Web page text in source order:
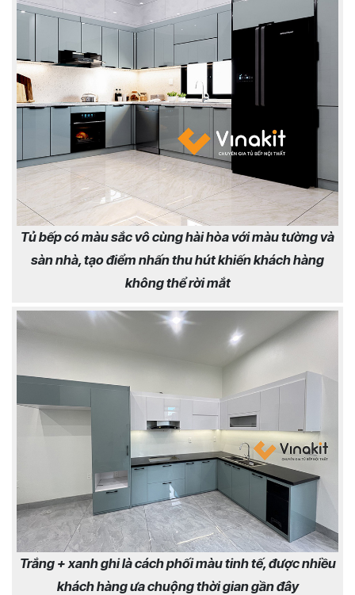
Tủ bếp có màu sắc vô cùng hài hòa với màu tường và
sàn nhà, tạo điểm nhấn thu hút khiến khách hàng
không thể rời mắt
Trắng + xanh ghi là cách phối màu tinh tế, được nhiều
khách hàng ưa chuộng thời gian gần đây